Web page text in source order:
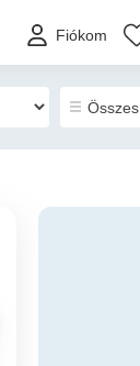
Fiókom